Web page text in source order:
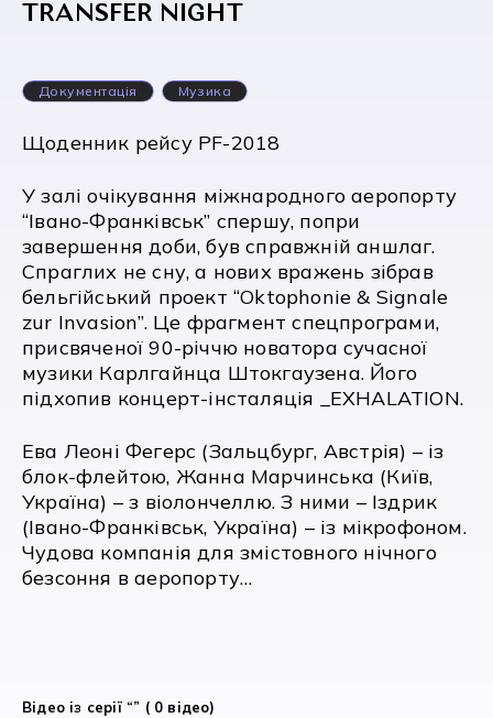
TRANSFER NIGHT
Документація Музика
Щоденник рейсу PF-2018
У залі очікування міжнародного аеропорту
“Івано-Франківськ” спершу, попри
завершення доби, був справжній аншлаг.
Спраглих не сну, а нових вражень зібрав
бельгійський проект “Oktophonie & Signale
zur Invasion”. Це фрагмент спецпрограми,
присвяченої 90-річчю новатора сучасної
музики Карлгайнца Штокгаузена. Його
підхопив концерт-інсталяція _EXHALATION.
Ева Леоні Фегерс (Зальцбург, Австрія) – із
блок-флейтою, Жанна Марчинська (Київ,
Україна) – з віолончеллю. З ними – Іздрик
(Івано-Франківськ, Україна) – із мікрофоном.
Чудова компанія для змістовного нічного
безсоння в аеропорту…
Відео із серії “” ( 0 відео)